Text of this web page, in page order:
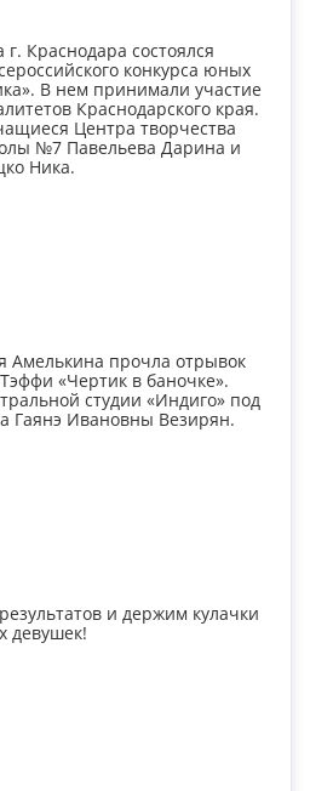
Краснодара состоялся
конкурса юных
В нем принимали участие
Краснодарского края.
Центра творчества
№7 Павельева Дарина и
Ника.
Амелькина прочла отрывок
«Чертик в баночке».
студии «Индиго» под
Гаянэ Ивановны Везирян.
и держим кулачки
девушек!